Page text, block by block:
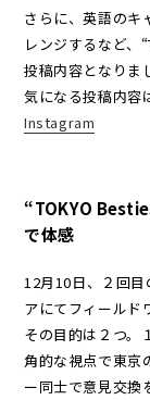
さらに、英語のキ
レンジするなど、
投稿内容となりま
気になる投稿内容
Instagram
“TOKYO
で体感
12月10日、２回
アにてフィールド
その目的は２つ。
角的な視点で東京
ー同士で意見交換